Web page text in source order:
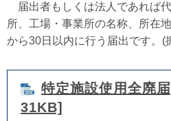
届出者もしくは法人であれば
所、工場・事業所の名称、所在
から30日以内に行う届出です。(
特定施設使用全廃
31KB]